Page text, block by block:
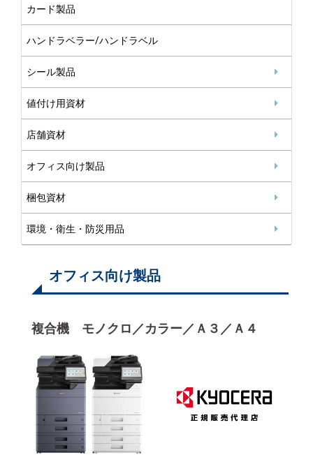
カード製品
ハンドラベラー/ハンドラベル
シール製品
値付け用資材
店舗資材
オフィス向け製品
梱包資材
環境・衛生・防災用品
オフィス向け製品
複合機 モノクロ／カラー／Ａ３／Ａ４